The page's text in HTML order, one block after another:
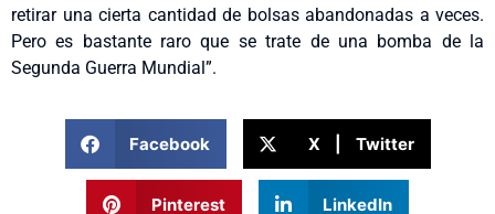
retirar una cierta cantidad de bolsas abandonadas a veces.
Pero es bastante raro que se trate de una bomba de la
Segunda Guerra Mundial”.
Facebook X | Twitter
Pinterest LinkedIn